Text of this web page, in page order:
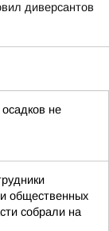
диверсантов
не
общественных
собрали на